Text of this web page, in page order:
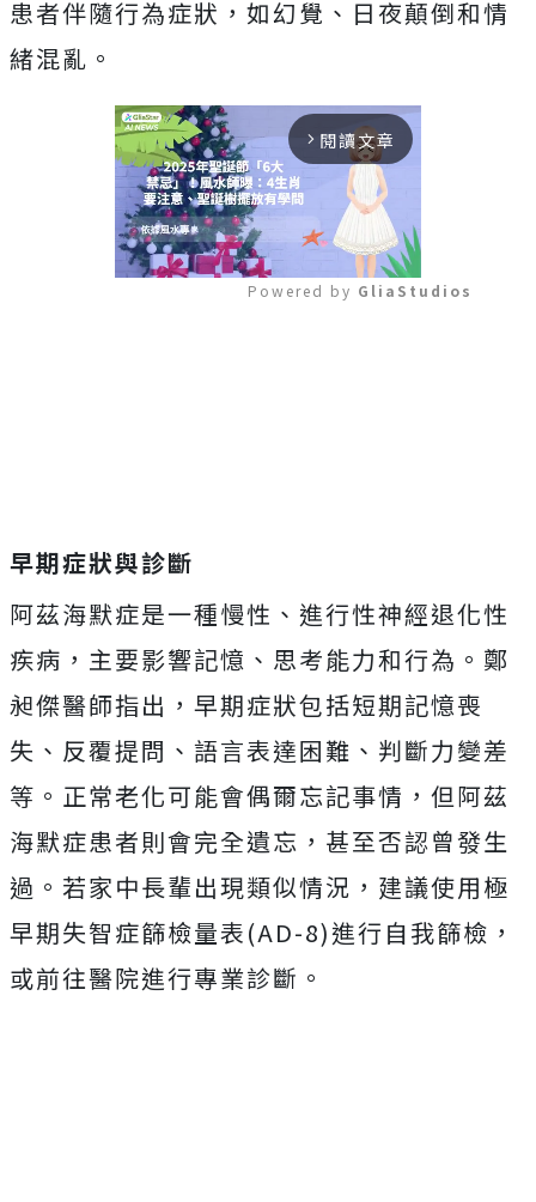
患者伴隨行為症狀，如幻覺、日夜顛倒和情
緒混亂。
arrow_forward_ios 閱讀文章
Powered by GliaStudios
早期症狀與診斷
阿茲海默症是一種慢性、進行性神經退化性
疾病，主要影響記憶、思考能力和行為。鄭
昶傑醫師指出，早期症狀包括短期記憶喪
失、反覆提問、語言表達困難、判斷力變差
等。正常老化可能會偶爾忘記事情，但阿茲
海默症患者則會完全遺忘，甚至否認曾發生
過。若家中長輩出現類似情況，建議使用極
早期失智症篩檢量表(AD-8)進行自我篩檢，
或前往醫院進行專業診斷。